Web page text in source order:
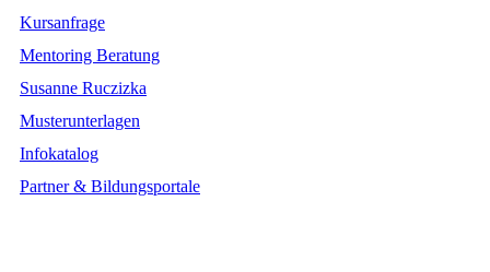
Kursanfrage
Mentoring Beratung
Susanne Ruczizka
Musterunterlagen
Infokatalog
Partner & Bildungsportale